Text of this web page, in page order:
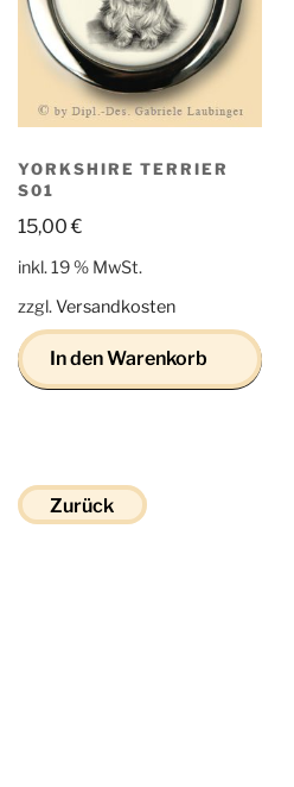
YORKSHIRE TERRIER
S01
15,00€
inkl. 19 % MwSt.
zzgl.Versandkosten
In den Warenkorb
Zurück